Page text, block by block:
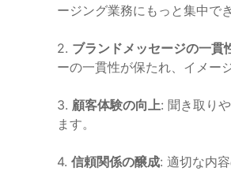
ージング業務にもっと集中で
2. ブランドメッセージの一貫
ーの一貫性が保たれ、イメー
3. 顧客体験の向上: 聞き取り
ます。
4. 信頼関係の醸成: 適切な内